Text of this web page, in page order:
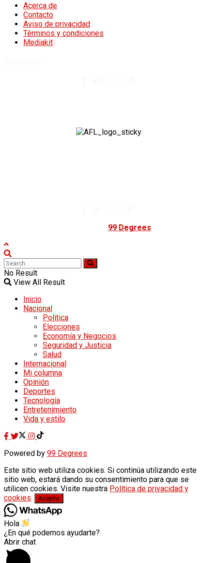
Acerca de
Contacto
Aviso de privacidad
Términos y condiciones
Mediakit
99 Degrees
No Result
View All Result
Inicio
Nacional
Política
Elecciones
Economía y Negocios
Seguridad y Justicia
Salud
Internacional
Mi columna
Opinión
Deportes
Tecnología
Entretenimiento
Vida y estilo
Powered by 99 Degrees
Este sitio web utiliza cookies. Si continúa utilizando este
sitio web, estará dando su consentimiento para que se
utilicen cookies. Visite nuestra Política de privacidad y
cookies. Acepto
Hola
¿En qué podemos ayudarte?
Abrir chat